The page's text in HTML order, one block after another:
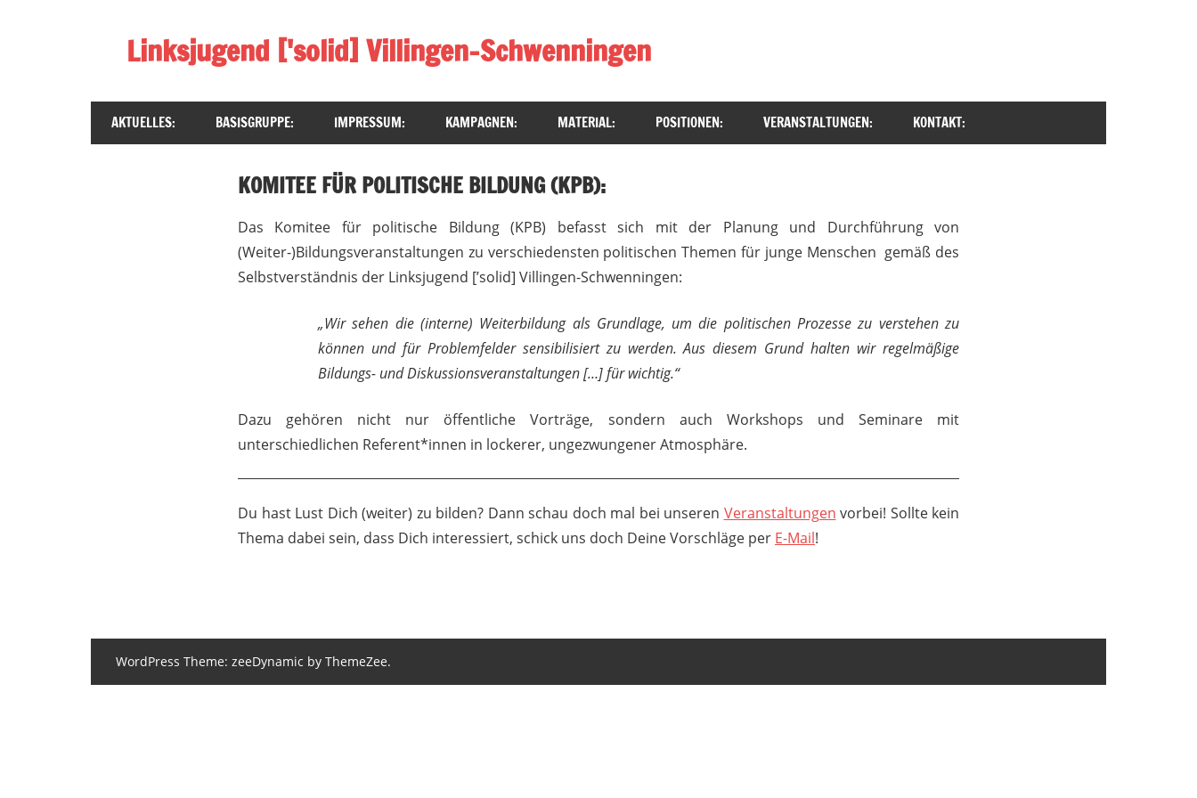
springenLinksjugend ['solid] Villingen-Schwenningen
//
Basisdemokratisch
//
Queerfeministisch
AKTUELLES: BASISGRUPPE: IMPRESSUM: KAMPAGNEN: MATERIAL: POSITIONEN: VERANSTALTUNGEN: KONTAKT:
KOMITEE FÜR POLITISCHE BILDUNG (KPB):
Das Komitee für politische Bildung (KPB) befasst sich mit der Planung und Durchführung von
(Weiter-)Bildungsveranstaltungen zu verschiedensten politischen Themen für junge Menschen gemäß des
Selbstverständnis der Linksjugend [’solid] Villingen-Schwenningen:
„Wir sehen die (interne) Weiterbildung als Grundlage, um die politischen Prozesse zu verstehen zu
können und für Problemfelder sensibilisiert zu werden. Aus diesem Grund halten wir regelmäßige
Bildungs- und Diskussionsveranstaltungen […] für wichtig.“
Dazu gehören nicht nur öffentliche Vorträge, sondern auch Workshops und Seminare mit
unterschiedlichen Referent*innen in lockerer, ungezwungener Atmosphäre.
Du hast Lust Dich (weiter) zu bilden? Dann schau doch mal bei unseren Veranstaltungen vorbei! Sollte kein
Thema dabei sein, dass Dich interessiert, schick uns doch Deine Vorschläge per E-Mail!
WordPress Theme: zeeDynamic by ThemeZee.